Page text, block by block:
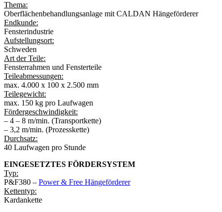
Thema:
Oberflächenbehandlungsanlage mit CALDAN Hängeförderer
Endkunde:
Fensterindustrie
Aufstellungsort:
Schweden
Art der Teile:
Fensterrahmen und Fensterteile
Teileabmessungen:
max. 4.000 x 100 x 2.500 mm
Teilegewicht:
max. 150 kg pro Laufwagen
Fördergeschwindigkeit:
– 4 – 8 m/min. (Transportkette)
– 3,2 m/min. (Prozesskette)
Durchsatz:
40 Laufwagen pro Stunde
EINGESETZTES FÖRDERSYSTEM
Typ:
P&F380 – Power & Free Hängeförderer
Kettentyp:
Kardankette